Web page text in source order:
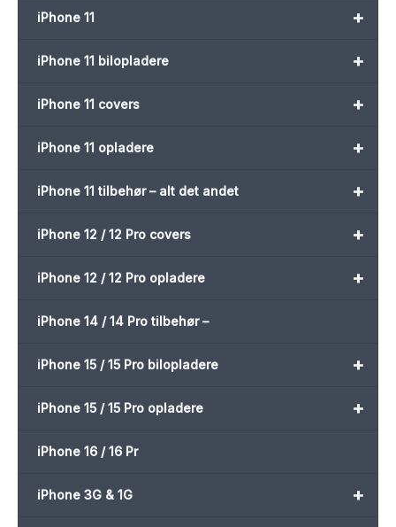
+
iPhone 11
+
iPhone 11 bilopladere
+
iPhone 11 covers
+
iPhone 11 opladere
+
iPhone 11 tilbehør – alt det andet
+
iPhone 12 / 12 Pro covers
+
iPhone 12 / 12 Pro opladere
iPhone 14 / 14 Pro tilbehør –
+
iPhone 15 / 15 Pro bilopladere
+
iPhone 15 / 15 Pro opladere
iPhone 16 / 16 Pr
+
iPhone 3G & 1G